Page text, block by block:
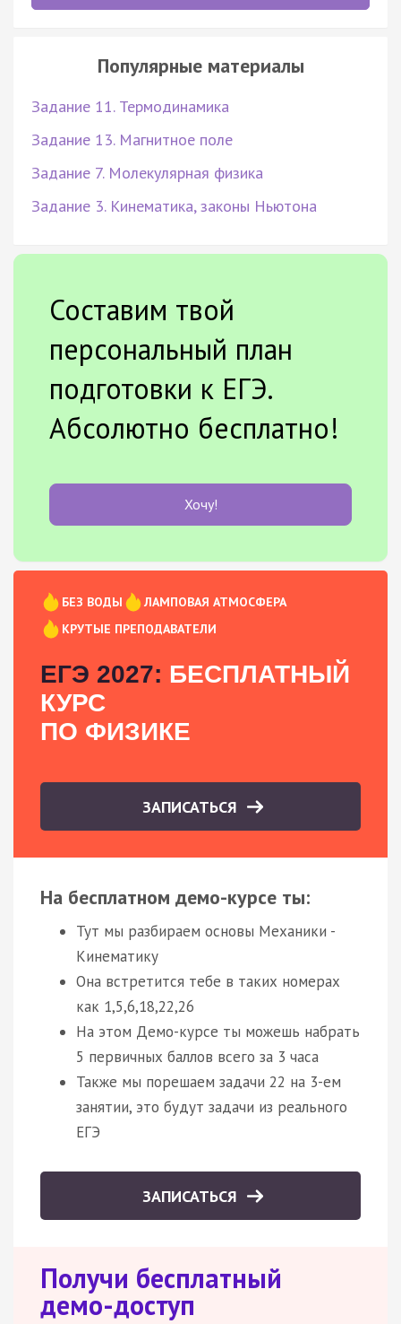
Популярные материалы
Задание 11. Термодинамика
Задание 13. Магнитное поле
Задание 7. Молекулярная физика
Задание 3. Кинематика, законы Ньютона
Составим твой
персональный план
подготовки к ЕГЭ.
Абсолютно бесплатно!
Хочу!
БЕЗ ВОДЫ
ЛАМПОВАЯ АТМОСФЕРА
КРУТЫЕ ПРЕПОДАВАТЕЛИ
ЕГЭ 2027: БЕСПЛАТНЫЙ
КУРС
ПО ФИЗИКЕ
ЗАПИСАТЬСЯ
На бесплатном демо-курсе ты:
Тут мы разбираем основы Механики -
Кинематику
Она встретится тебе в таких номерах
как 1,5,6,18,22,26
На этом Демо-курсе ты можешь набрать
5 первичных баллов всего за 3 часа
Также мы порешаем задачи 22 на 3-ем
занятии, это будут задачи из реального
ЕГЭ
ЗАПИСАТЬСЯ
Получи бесплатный
демо-доступ